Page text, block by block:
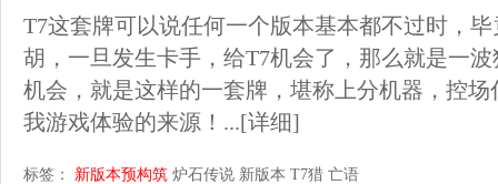
T7这套牌可以说任何一个版本基本都不过时，
胡，一旦发生卡手，给T7机会了，那么就是一
机会，就是这样的一套牌，堪称上分机器，控
我游戏体验的来源！...[详细]
标签： 新版本预构筑 炉石传说 新版本 T7猎 亡语